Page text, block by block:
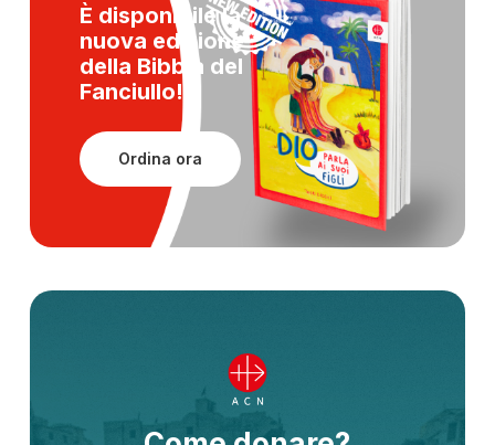
È disponibile la
nuova edizione
della Bibbia del
Fanciullo!
Ordina ora